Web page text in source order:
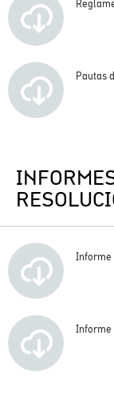
Pautas
Informe
Informe